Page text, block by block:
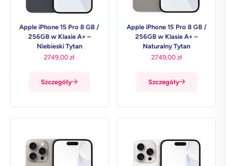
Apple iPhone 15 Pro 8 GB /
256GB w Klasie A+ –
Niebieski Tytan
Szczegóły
2749,00zł
Apple iPhone 15 Pro 8 GB /
256GB w Klasie A+ –
Naturalny Tytan
Szczegóły
2749,00 zł